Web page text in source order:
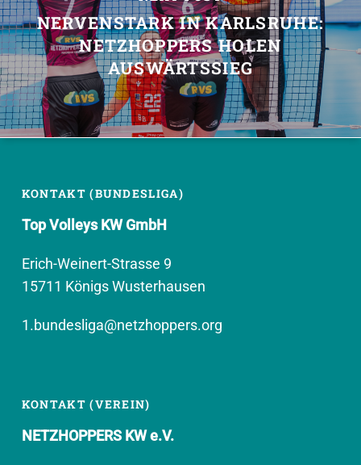
NERVENSTARK IN KARLSRUHE:
NETZHOPPERS HOLEN
AUSWÄRTSSIEG
KONTAKT (BUNDESLIGA)
Top Volleys KW GmbH
Erich-Weinert-Strasse 9
15711 Königs Wusterhausen
1.bundesliga@netzhoppers.org
KONTAKT (VEREIN)
NETZHOPPERS KW e.V.